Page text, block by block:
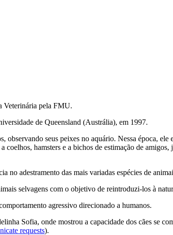
Veterinária pela FMU.
de Queensland (Austrália), em 1997.
seus peixes no aquário. Nessa época, ele
hamsters e a bichos de estimação de
no adestramento das mais variadas espécies de
selvagens com o objetivo de reintroduzi-los à
agressivo direcionado a humanos.
Sofia, onde mostrou a capacidade dos cães se
requests).